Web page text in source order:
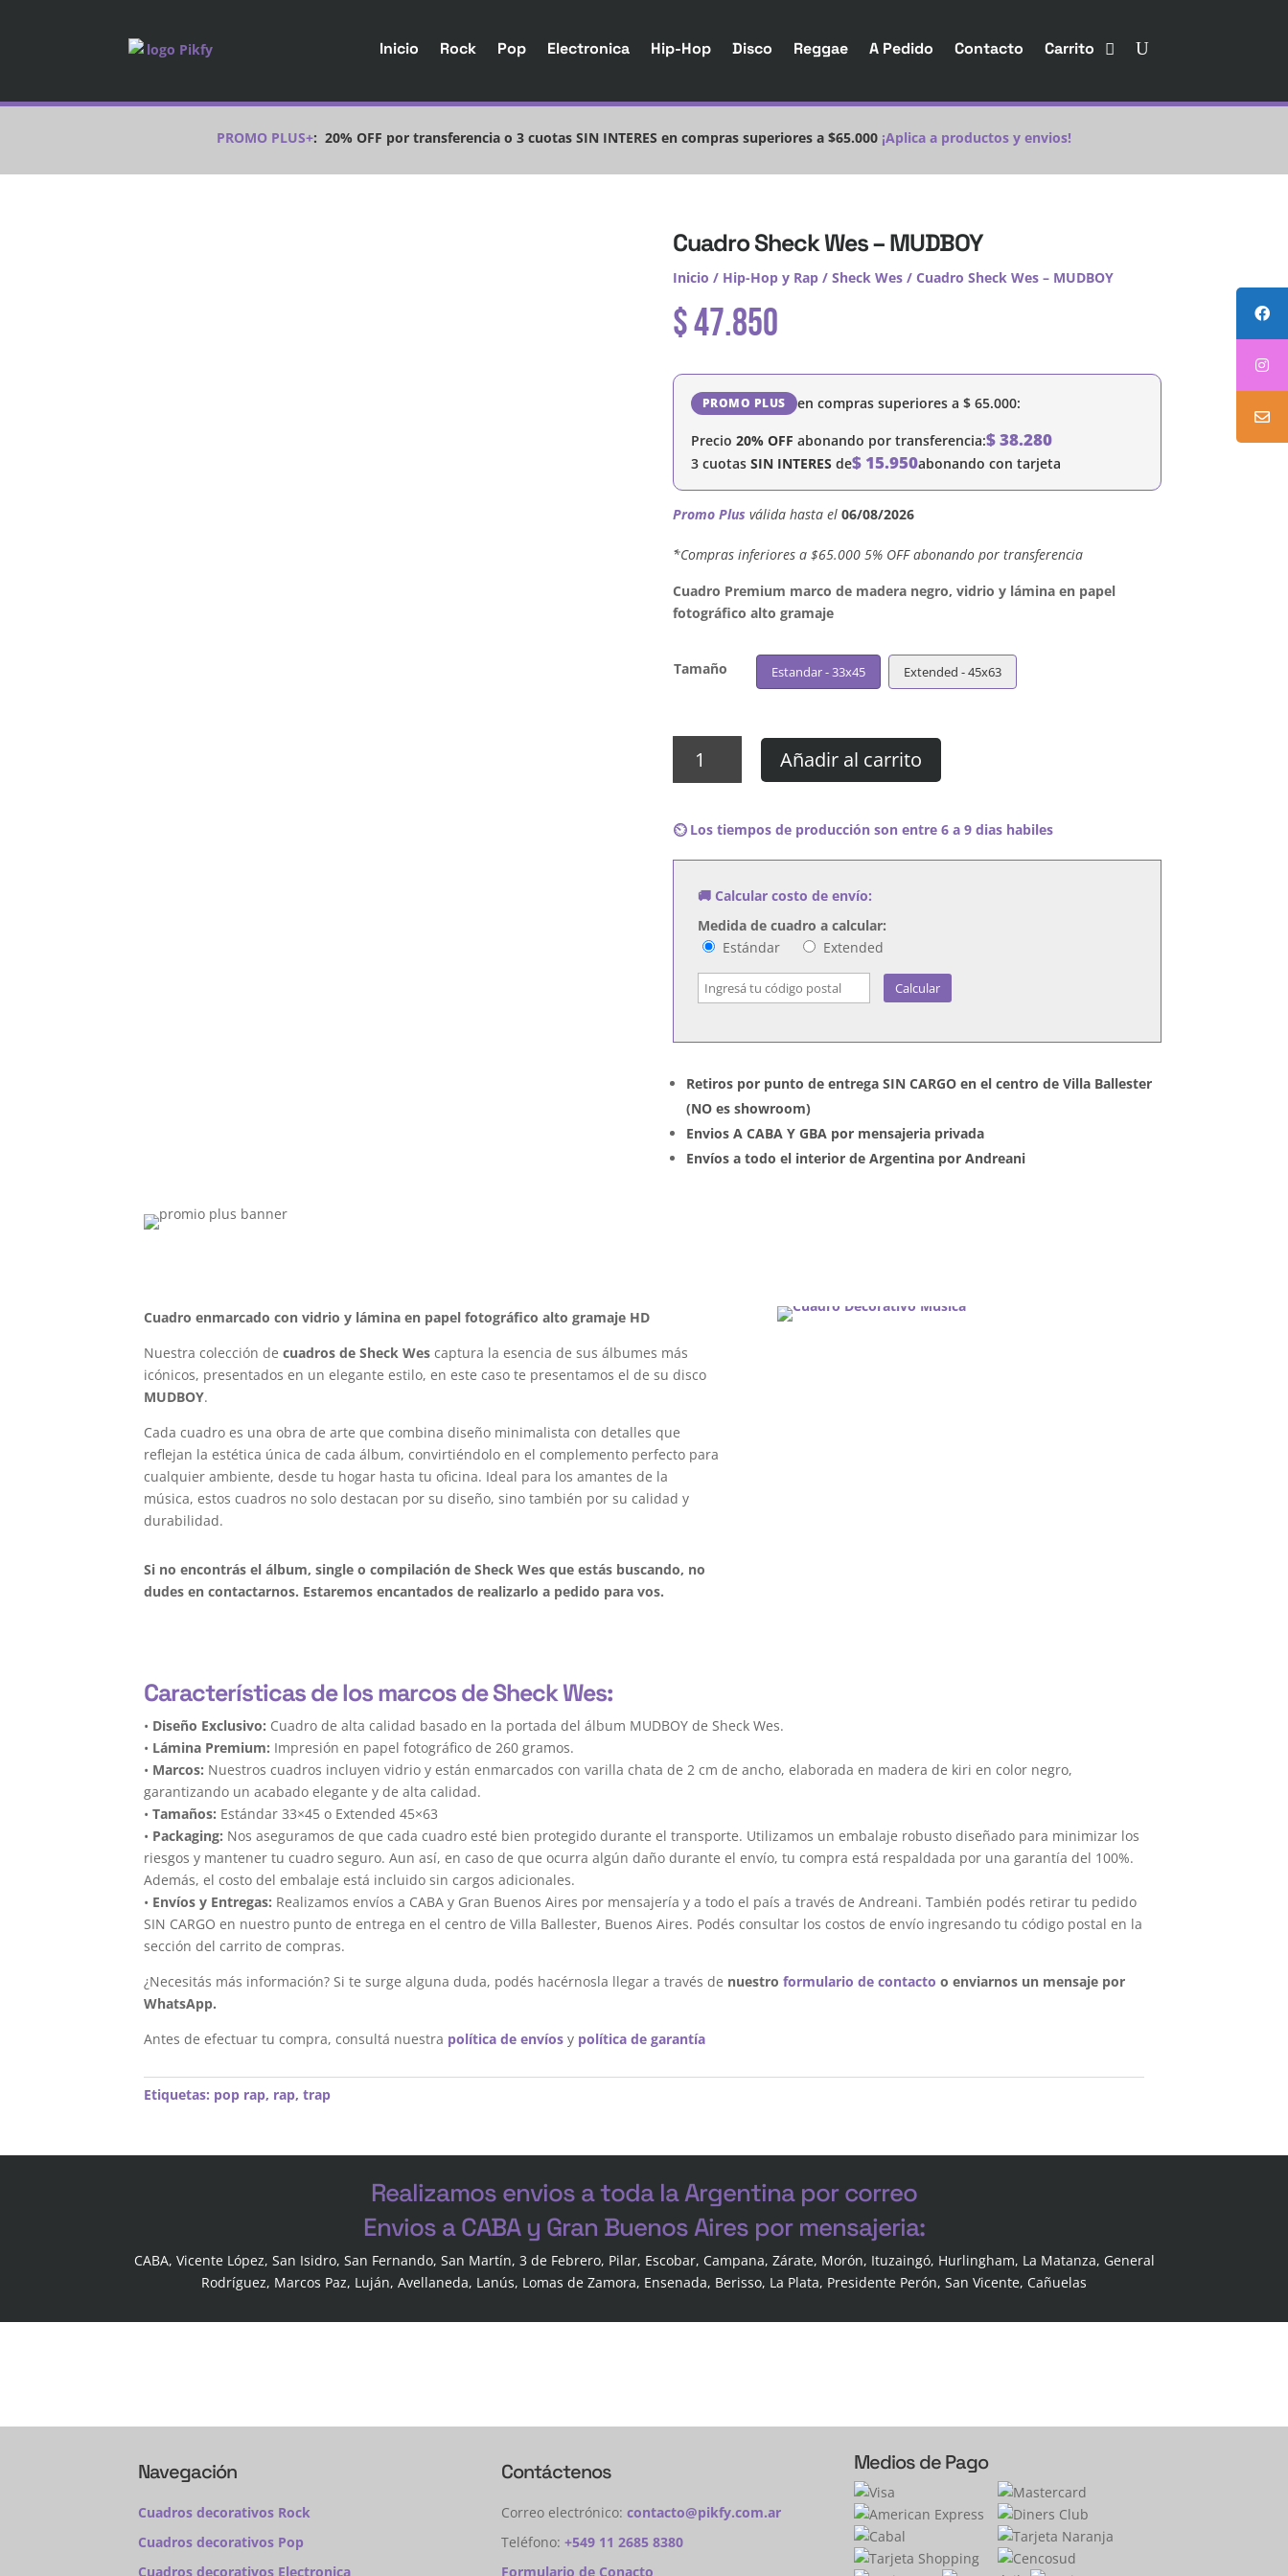
Inicio Rock Pop Electronica Hip-Hop Disco Reggae A Pedido Contacto Carrito
PROMO PLUS+: 20% OFF por transferencia o 3 cuotas SIN INTERES en compras superiores a $65.000 ¡Aplica a productos y envios!
Cuadro Sheck Wes – MUDBOY
Inicio / Hip-Hop y Rap/ Sheck Wes/ Cuadro Sheck Wes – MUDBOY
$47.850
PROMO PLUS en compras superiores a $65.000:
Precio 20% OFF abonando por transferencia:$38.280
3 cuotas SIN INTERES de$15.950abonando con tarjeta
Promo Plus válida hasta el 06/08/2026
´*Compras inferiores a $65.000 5% OFF abonando por transferencia
Cuadro Premium marco de madera negro, vidrio y lámina en papel
fotográfico alto gramaje
Tamaño Estandar - 33x45 Extended - 45x63
Sheck
MUDBOY
cantidad
Añadir al carrito
⏲️ Los tiempos de producción son entre 6 a 9 dias habiles
🚚 Calcular costo de envío:
Medida de cuadro a calcular:
Estándar
Extended
Calcular
Retiros por punto de entrega SIN CARGO en el centro de Villa Ballester
(NO es showroom)
Envios A CABA Y GBA por mensajeria privada
Envíos a todo el interior de Argentina por Andreani
Cuadro enmarcado con vidrio y lámina en papel fotográfico alto gramaje HD
Nuestra colección decuadros de Sheck Wes captura la esencia de sus álbumes más
icónicos, presentados en un elegante estilo, en este caso te presentamos el de su disco
MUDBOY.
Cada cuadro es una obra de arte que combina diseño minimalista con detalles que
reflejan la estética única de cada álbum, convirtiéndolo en el complemento perfecto para
cualquier ambiente, desde tu hogar hasta tu oficina. Ideal para los amantes de la
música, estos cuadros no solo destacan por su diseño, sino también por su calidad y
durabilidad.
Si no encontrás el álbum, single o compilación de Sheck Wes que estás buscando, no
dudes en contactarnos. Estaremos encantados de realizarlo a pedido para vos.
Características de los marcos de Sheck Wes:
• Diseño Exclusivo: Cuadro de alta calidad basado en la portada del álbum MUDBOY de Sheck Wes.
• Lámina Premium: Impresión en papel fotográfico de 260 gramos.
• Marcos: Nuestros cuadros incluyen vidrio y están enmarcados con varilla chata de 2 cm de ancho, elaborada en madera de kiri en color negro,
garantizando un acabado elegante y de alta calidad.
•Tamaños: Estándar 33×45 o Extended 45×63
• Packaging: Nos aseguramos de que cada cuadro esté bien protegido durante el transporte. Utilizamos un embalaje robusto diseñado para minimizar los
riesgos y mantener tu cuadro seguro. Aun así, en caso de que ocurra algún daño durante el envío, tu compra está respaldada por una garantía del 100%.
Además, el costo del embalaje está incluido sin cargos adicionales.
• Envíos y Entregas: Realizamos envíos a CABA y Gran Buenos Aires por mensajería y a todo el país a través de Andreani. También podés retirar tu pedido
SIN CARGO en nuestro punto de entrega en el centro de Villa Ballester, Buenos Aires. Podés consultar los costos de envío ingresando tu código postal en la
sección del carrito de compras.
¿Necesitás más información? Si te surge alguna duda, podés hacérnosla llegar a través de nuestroformulario de contacto o enviarnos un mensaje por
WhatsApp.
Antes de efectuar tu compra, consultá nuestra política de envíos y política de garantía
Etiquetas: pop rap, rap,trap
Realizamos envios a toda la Argentina por correo
Envios a CABA y Gran Buenos Aires por mensajeria:
CABA, Vicente López, San Isidro, San Fernando, San Martín, 3 de Febrero, Pilar, Escobar, Campana, Zárate, Morón, Ituzaingó, Hurlingham, La Matanza, General
Rodríguez, Marcos Paz, Luján, Avellaneda, Lanús, Lomas de Zamora, Ensenada, Berisso, La Plata, Presidente Perón, San Vicente, Cañuelas
Navegación
Cuadros decorativos Rock
Cuadros decorativos Pop
Cuadros decorativos Electronica
Contáctenos
Correo electrónico: contacto@pikfy.com.ar
Teléfono: +549 11 2685 8380
Formulario de Conacto
Medios de Pago